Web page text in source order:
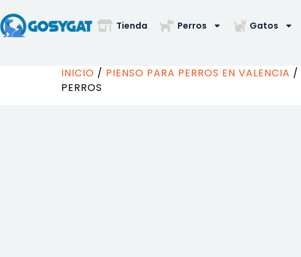
Tienda Perros Gatos
INICIO / PIENSO PARA PERROS EN VALENCIA /
PERROS